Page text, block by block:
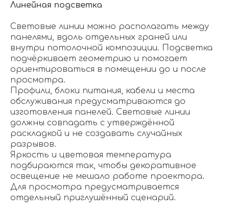
Линейная подсветка
Световые линии можно располагать между
панелями, вдоль отдельных граней или
внутри потолочной композиции. Подсветка
подчёркивает геометрию и помогает
ориентироваться в помещении до и после
просмотра.
Профили, блоки питания, кабели и места
обслуживания предусматриваются до
изготовления панелей. Световые линии
должны совпадать с утверждённой
раскладкой и не создавать случайных
разрывов.
Яркость и цветовая температура
подбираются так, чтобы декоративное
освещение не мешало работе проектора.
Для просмотра предусматривается
отдельный приглушённый сценарий.